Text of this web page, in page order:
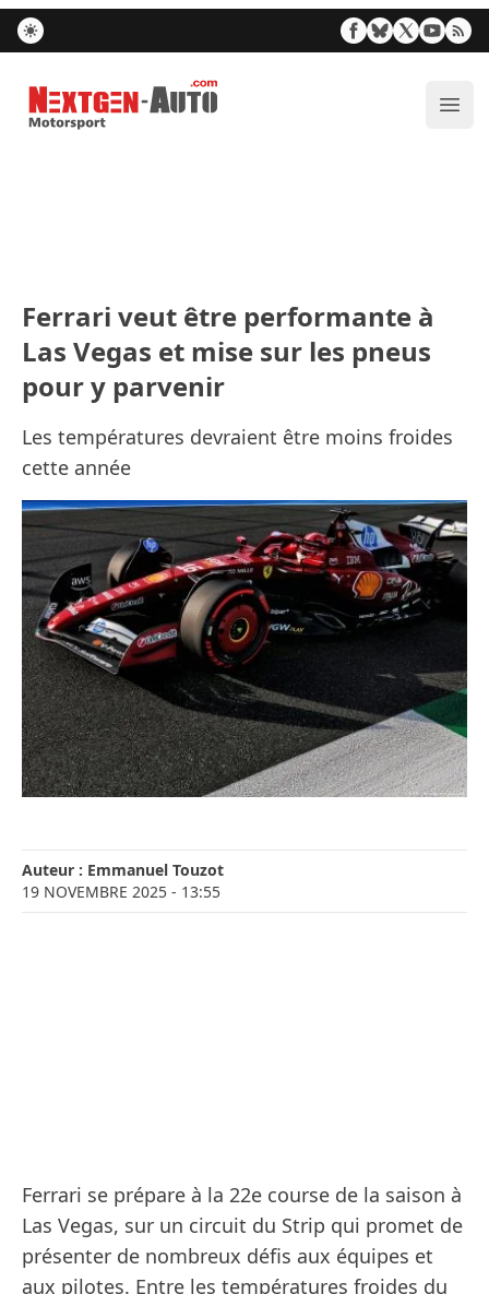
Nextgen-Auto.com
Ferrari veut être performante à
Las Vegas et mise sur les pneus
pour y parvenir
Les températures devraient être moins froides
cette année
Auteur : Emmanuel Touzot
19 NOVEMBRE 2025 - 13:55
Ferrari se prépare à la 22e course de la saison à
Las Vegas, sur un circuit du Strip qui promet de
présenter de nombreux défis aux équipes et
aux pilotes. Entre les températures froides du